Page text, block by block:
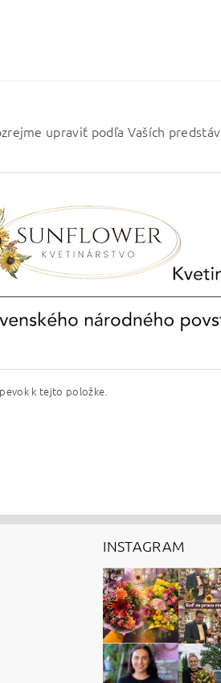
upraviť podľa Vaších
k tejto položke.
INSTAGRAM